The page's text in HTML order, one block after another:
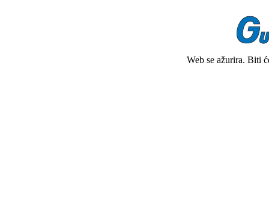
Web se ažurira. Biti